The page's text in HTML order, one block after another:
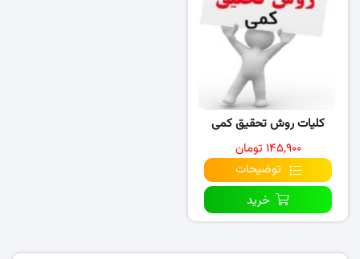
کلیات روش تحقیق کمی
۱۴۵,۹۰۰ تومان
توضیحات
خرید